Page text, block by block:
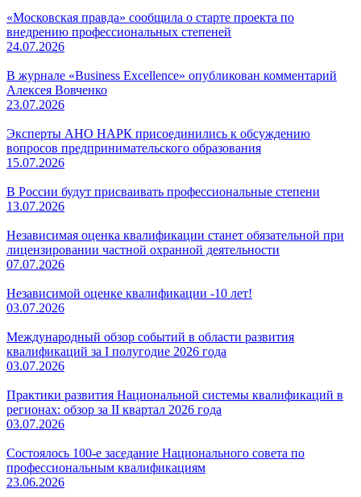
«Московская правда» сообщила о старте проекта по
внедрению профессиональных степеней
24.07.2026
В журнале «Business Excellence» опубликован комментарий
Алексея Вовченко
23.07.2026
Эксперты АНО НАРК присоединились к обсуждению
вопросов предпринимательского образования
15.07.2026
В России будут присваивать профессиональные степени
13.07.2026
Независимая оценка квалификации станет обязательной при
лицензировании частной охранной деятельности
07.07.2026
Независимой оценке квалификации -10 лет!
03.07.2026
Международный обзор событий в области развития
квалификаций за I полугодие 2026 года
03.07.2026
Практики развития Национальной системы квалификаций в
регионах: обзор за II квартал 2026 года
03.07.2026
Состоялось 100-е заседание Национального совета по
профессиональным квалификациям
23.06.2026